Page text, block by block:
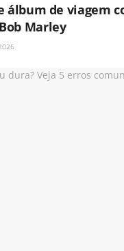
álbum de viagem
Marley